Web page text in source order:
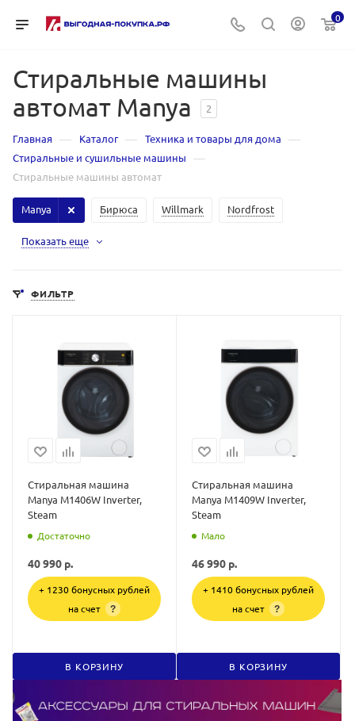
0
Стиральные машины
автомат Manya
2
Главная — Каталог — Техника и товары для дома —
Стиральные и сушильные машины —
Стиральные машины автомат
Бирюса Willmark Nordfrost
Manya
Показать еще
ФИЛЬТР
Стиральная машина
Manya M1406W Inverter,
Steam
Достаточно
40 990 р.
+ 1230 бонусных рублей
на счет
?
В КОРЗИНУ
Стиральная машина
Manya M1409W Inverter,
Steam
Мало
46 990 р.
+ 1410 бонусных рублей
на счет
?
В КОРЗИНУ